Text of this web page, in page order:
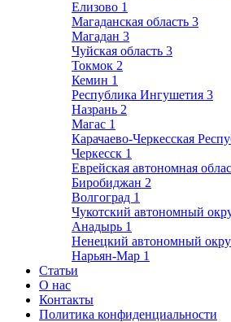
Елизово 1
Магаданская область 3
Магадан 3
Чуйская область 3
Токмок 2
Кемин 1
Республика Ингушетия 3
Назрань 2
Магас 1
Карачаево-Черкесская
Черкесск 1
Еврейская автономная
Биробиджан 2
Волгоград 1
Чукотский автономный
Анадырь 1
Ненецкий автономный
Нарьян-Мар 1
Статьи
О нас
Контакты
Политика конфиденциальности